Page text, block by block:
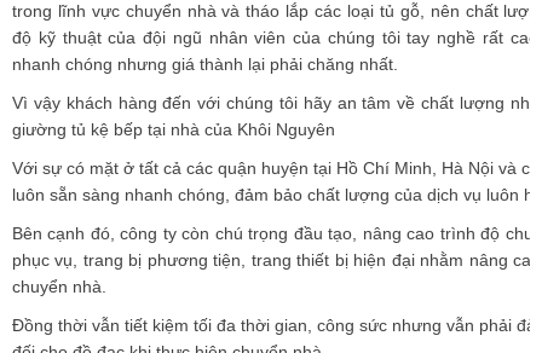
trong lĩnh vực chuyển nhà và tháo lắp các loại tủ gỗ, nên chất
độ kỹ thuật của đội ngũ nhân viên của chúng tôi tay nghề rất
nhanh chóng nhưng giá thành lại phải chăng nhất.
Vì vậy khách hàng đến với chúng tôi hãy an tâm về chất lượng
giường tủ kệ bếp tại nhà của Khôi Nguyên
Với sự có mặt ở tất cả các quận huyện tại Hồ Chí Minh, Hà Nội và
luôn sẵn sàng nhanh chóng, đảm bảo chất lượng của dịch vụ luôn
Bên cạnh đó, công ty còn chú trọng đầu tạo, nâng cao trình độ
phục vụ, trang bị phương tiện, trang thiết bị hiện đại nhằm nâng
chuyển nhà.
Đồng thời vẫn tiết kiệm tối đa thời gian, công sức nhưng vẫn phải